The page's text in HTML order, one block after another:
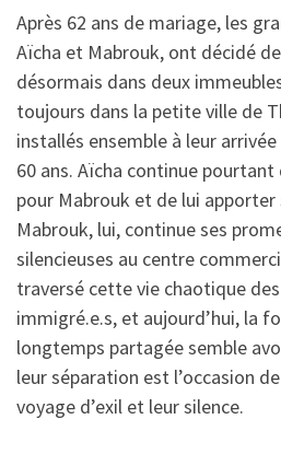
Après 62 ans de mariage, les
Aïcha et Mabrouk, ont décidé
désormais dans deux
toujours dans la petite ville de
installés ensemble à leur arrivée
60 ans. Aïcha continue
pour Mabrouk et de lui apporter
Mabrouk, lui, continue ses
silencieuses au centre
traversé cette vie chaotique
immigré.e.s, et aujourd’hui, la
longtemps partagée semble
leur séparation est l’occasion
voyage d’exil et leur silence.